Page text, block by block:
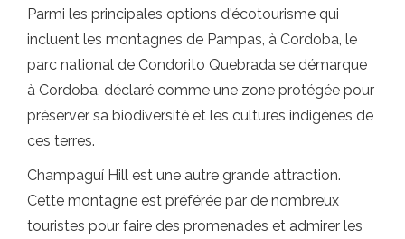
Parmi les principales options d'écotourisme qui
incluent les montagnes de Pampas, à Cordoba, le
parc national de Condorito Quebrada se démarque
à Cordoba, déclaré comme une zone protégée pour
préserver sa biodiversité et les cultures indigènes de
ces terres.
Champaguí Hill est une autre grande attraction.
Cette montagne est préférée par de nombreux
touristes pour faire des promenades et admirer les